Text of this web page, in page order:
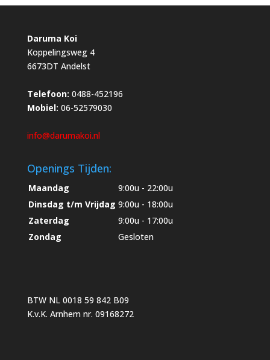
Daruma Koi
Koppelingsweg 4
6673DT Andelst
Telefoon: 0488-452196
Mobiel: 06-52579030
info@darumakoi.nl
Openings Tijden:
Maandag
9:00u - 22:00u
Dinsdag t/m Vrijdag 9:00u - 18:00u
Zaterdag
9:00u - 17:00u
Zondag
Gesloten
BTW NL 0018 59 842 B09
K.v.K. Arnhem nr. 09168272